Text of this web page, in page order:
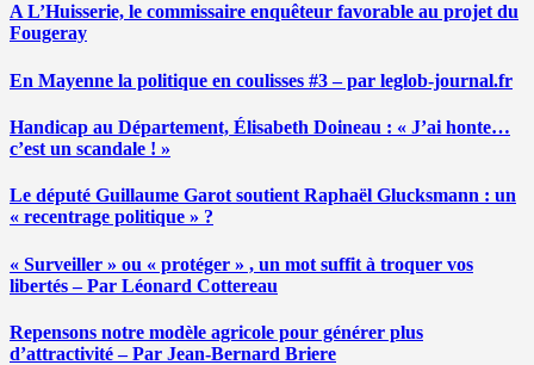
A L’Huisserie, le commissaire enquêteur favorable au projet du
Fougeray
En Mayenne la politique en coulisses #3 – par leglob-journal.fr
Handicap au Département, Élisabeth Doineau : « J’ai honte…
c’est un scandale ! »
Le député Guillaume Garot soutient Raphaël Glucksmann : un
« recentrage politique » ?
« Surveiller » ou « protéger » , un mot suffit à troquer vos
libertés – Par Léonard Cottereau
Repensons notre modèle agricole pour générer plus
d’attractivité – Par Jean-Bernard Briere